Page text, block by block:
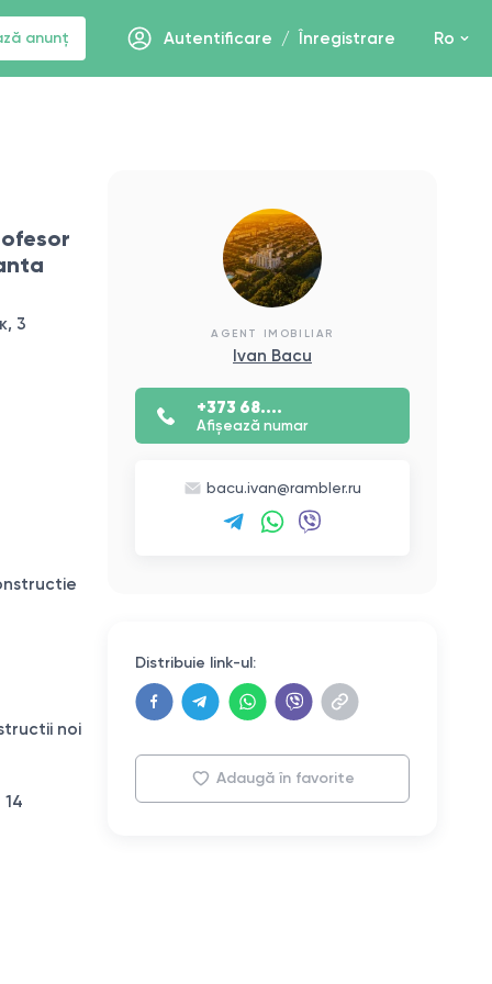
anunț Autentificare / Înregistrare Ro
3
noi
14
AGENT IMOBILIAR
Ivan Bacu
+373 68....
Afișează numar
bacu.ivan@rambler.ru
Distribuie link-ul:
Adaugă în favorite